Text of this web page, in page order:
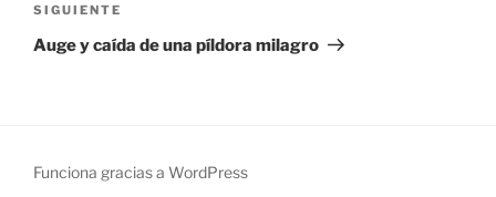
Siguiente
entrada
SIGUIENTE
Auge y caída de una píldora milagro
Funciona gracias a WordPress